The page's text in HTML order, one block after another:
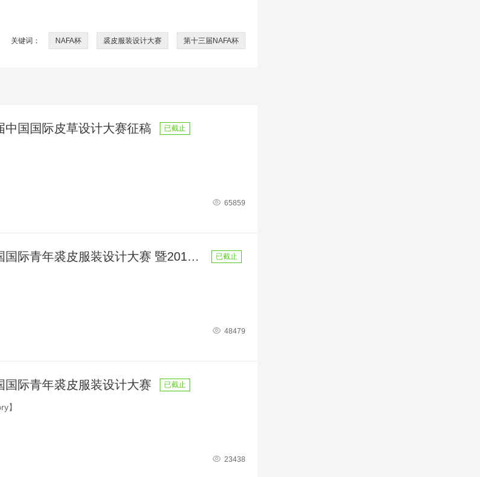
关键词： NAFA杯 裘皮服装设计大赛 第十三届NAFA杯
中国国际皮草设计大赛征稿 已截止
 65859
NAFA杯第十四届中国国际青年裘皮服装设计大赛 暨2018 IFF REMIX大赛中国预选赛 已截止
 48479
国际青年裘皮服装设计大赛 已截止
】
 23438